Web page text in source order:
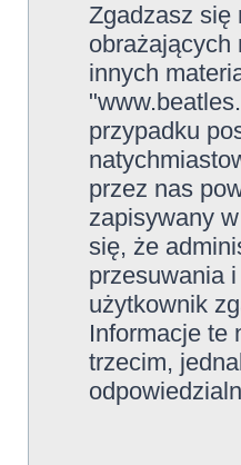
Zgadzasz się
obrażających
innych
przypadku
przez nas
zapisywany
się, że
przesuwania
użytkownik
Informacje te
trzecim,